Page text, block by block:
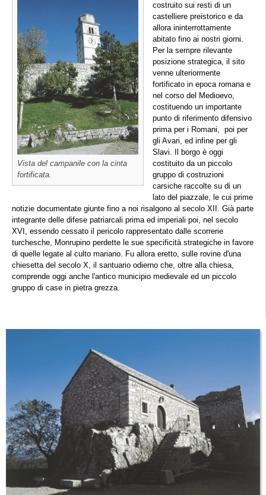
Vista del campanile con la cinta
fortificata.
costruito sui resti di un
castelliere preistorico e da
allora ininterrottamente
abitato fino ai nostri giorni.
Per la sempre rilevante
posizione strategica, il sito
venne ulteriormente
fortificato in epoca romana e
nel corso del Medioevo,
costituendo un importante
punto di riferimento difensivo
prima per i Romani, poi per
gli Avari, ed infine per gli
Slavi. Il borgo è oggi
costituito da un piccolo
gruppo di costruzioni
carsiche raccolte su di un
lato del piazzale, le cui prime
notizie documentate giunte fino a noi risalgono al secolo XII. Già parte
integrante delle difese patriarcali prima ed imperiali poi, nel secolo
XVI, essendo cessato il pericolo rappresentato dalle scorrerie
turchesche, Monrupino perdette le sue specificità strategiche in favore
di quelle legate al culto mariano. Fu allora eretto, sulle rovine d'una
chiesetta del secolo X, il santuario odierno che, oltre alla chiesa,
comprende oggi anche l'antico municipio medievale ed un piccolo
gruppo di case in pietra grezza.